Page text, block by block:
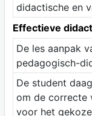
didactische en
Effectieve
De les aanpak
pedagogisch-
De student
om de correcte
voor het